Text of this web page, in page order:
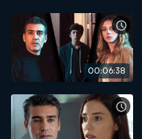
00:06:38